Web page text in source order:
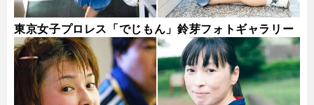
東京女子プロレス「でじもん」鈴芽フォトギャラリー